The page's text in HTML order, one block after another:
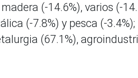
(-14.6%), varios (-
(-7.8%) y pesca (-3.4%);
(67.1%),